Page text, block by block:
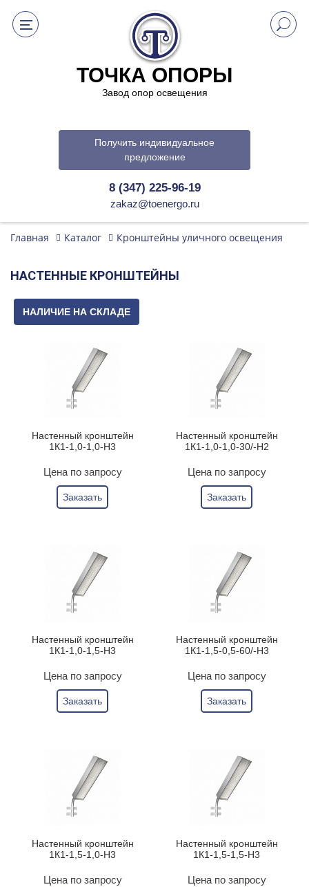
ТОЧКА ОПОРЫ
Завод опор освещения
Получить индивидуальное
предложение
8 (347) 225-96-19
zakaz@toenergo.ru
Главная Каталог Кронштейны уличного освещения
НАСТЕННЫЕ КРОНШТЕЙНЫ
НАЛИЧИЕ НА СКЛАДЕ
Настенный кронштейн
1К1-1,0-1,0-Н3
Цена по запросу
Заказать
Настенный кронштейн
1К1-1,0-1,0-30/-Н2
Цена по запросу
Заказать
Настенный кронштейн
1К1-1,0-1,5-Н3
Цена по запросу
Заказать
Настенный кронштейн
1К1-1,5-0,5-60/-Н3
Цена по запросу
Заказать
Настенный кронштейн
1К1-1,5-1,0-Н3
Цена по запросу
Настенный кронштейн
1К1-1,5-1,5-Н3
Цена по запросу